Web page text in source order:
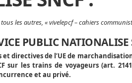
les autres, « vivelepcf – cahiers
PUBLIC NATIONALISE
directives de l’UE de
sur les trains de voyageurs (art.
et au privé.